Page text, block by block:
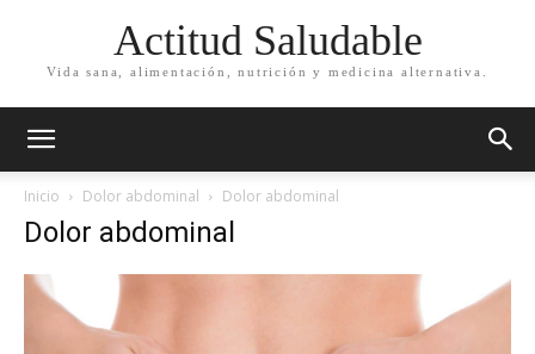
Actitud Saludable
Vida sana, alimentación, nutrición y medicina alternativa.
Inicio Dolor abdominal Dolor abdominal
Dolor abdominal